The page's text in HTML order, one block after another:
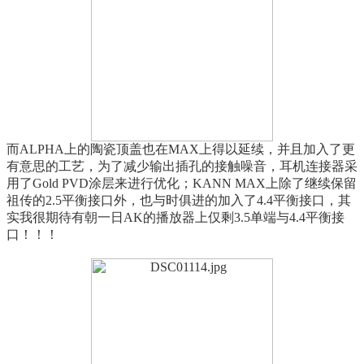
而ALPHA上的陶瓷顶盖也在MAX上得以延续，并且加入了更
有意思的工艺，为了减少输出插孔的接触噪音，耳机连接器采
用了Gold PVD涂层来进行优化；KANN MAX上除了继续保留
祖传的2.5平衡接口外，也与时俱进的加入了4.4平衡接口，其
实我很期待有朝一日AK的播放器上仅剩3.5单端与4.4平衡接
口！！！